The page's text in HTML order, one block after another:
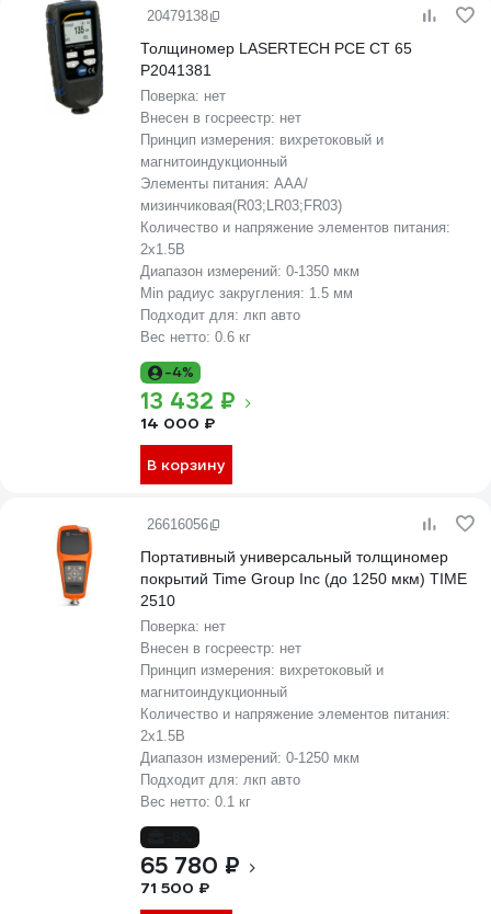
20479138
Толщиномер LASERTECH PCE CT 65
P2041381
Поверка: нет
Внесен в госреестр: нет
Принцип измерения: вихретоковый и
магнитоиндукционный
Элементы питания: AAA/
мизинчиковая(R03;LR03;FR03)
Количество и напряжение элементов питания:
2х1.5B
Диапазон измерений: 0-1350 мкм
Min радиус закругления: 1.5 мм
Подходит для: лкп авто
Вес нетто: 0.6 кг
-4%
13 432 ₽
14 000 ₽
В корзину
26616056
Портативный универсальный толщиномер
покрытий Time Group Inc (до 1250 мкм) TIME
2510
Поверка: нет
Внесен в госреестр: нет
Принцип измерения: вихретоковый и
магнитоиндукционный
Количество и напряжение элементов питания:
2х1.5B
Диапазон измерений: 0-1250 мкм
Подходит для: лкп авто
Вес нетто: 0.1 кг
65 780 ₽
71 500 ₽